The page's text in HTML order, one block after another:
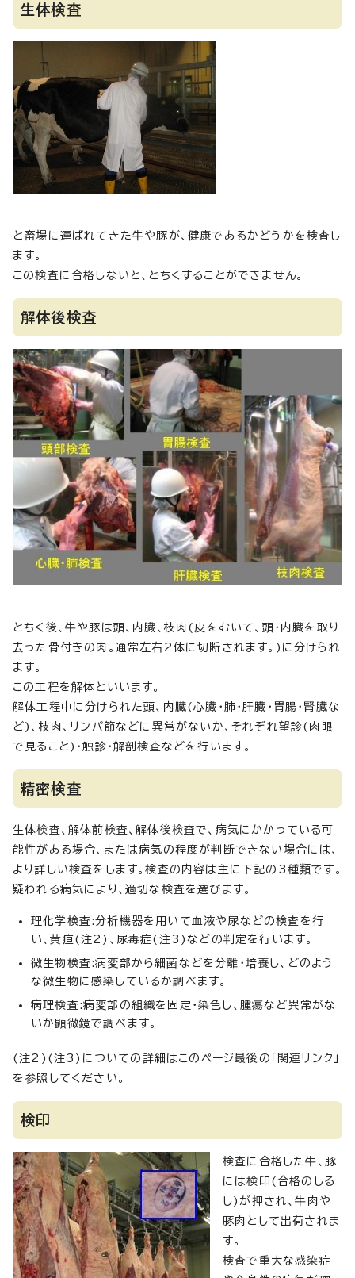
生体検査
と畜場に運ばれてきた牛や豚が、健康であるかどうかを検査し
ます。
この検査に合格しないと、とちくすることができません。
解体後検査
とちく後、牛や豚は頭、内臓、枝肉(皮をむいて、頭・内臓を取り
去った骨付きの肉。通常左右2体に切断されます。)に分けられ
ます。
この工程を解体といいます。
解体工程中に分けられた頭、内臓(心臓・肺・肝臓・胃腸・腎臓な
ど)、枝肉、リンパ節などに異常がないか、それぞれ望診(肉眼
で見ること)・触診・解剖検査などを行います。
精密検査
生体検査、解体前検査、解体後検査で、病気にかかっている可
能性がある場合、または病気の程度が判断できない場合には、
より詳しい検査をします。検査の内容は主に下記の3種類です。
疑われる病気により、適切な検査を選びます。
理化学検査:分析機器を用いて血液や尿などの検査を行
い、黄疸(注2)、尿毒症(注3)などの判定を行います。
微生物検査:病変部から細菌などを分離・培養し、どのよう
な微生物に感染しているか調べます。
病理検査:病変部の組織を固定・染色し、腫瘍など異常がな
いか顕微鏡で調べます。
(注2)(注3)についての詳細はこのページ最後の「関連リンク」
を参照してください。
検印
検査に合格した牛、豚
には検印(合格のしる
し)が押され、牛肉や
豚肉として出荷されま
す。
検査で重大な感染症